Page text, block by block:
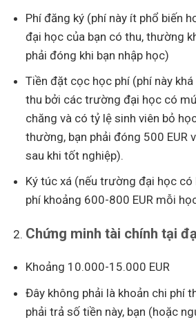
Phí đăng ký (phí này ít phổ biến
đại học của bạn có thu, thường
phải đóng khi bạn nhập học)
Tiền đặt cọc học phí (phí này
thu bởi các trường đại học có
chăng và có tỷ lệ sinh viên bỏ
thường, bạn phải đóng 500 EUR
sau khi tốt nghiệp).
Ký túc xá (nếu trường đại học
phí khoảng 600-800 EUR mỗi
Chứng minh tài chính tại
Khoảng 10.000-15.000 EUR
Đây không phải là khoản chi phí
phải trả số tiền này, bạn (hoặc